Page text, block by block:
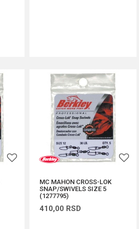
MC MAHON CROSS-LOK
SNAP/SWIVELS SIZE 5
(1277795)
410,00 RSD